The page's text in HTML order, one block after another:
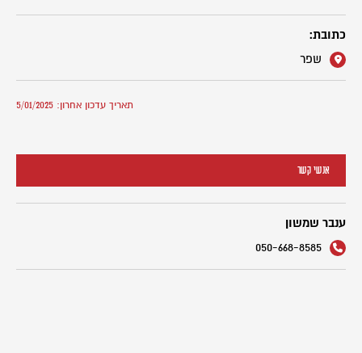
כתובת:
שפר
תאריך עדכון אחרון: 5/01/2025
אנשי קשר
ענבר שמשון